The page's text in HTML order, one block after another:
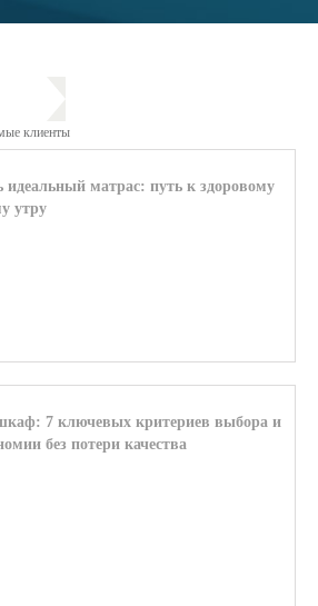
клиенты
матрас: путь к здоровому
утру
7 ключевых критериев выбора и
без потери качества